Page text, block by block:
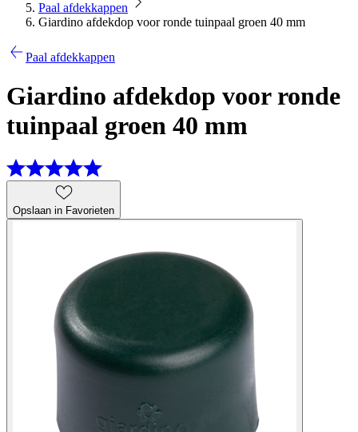
Paal afdekkappen
Giardino afdekdop voor ronde tuinpaal groen 40 mm
Paal afdekkappen
Giardino afdekdop voor ronde
tuinpaal groen 40 mm
Opslaan in Favorieten